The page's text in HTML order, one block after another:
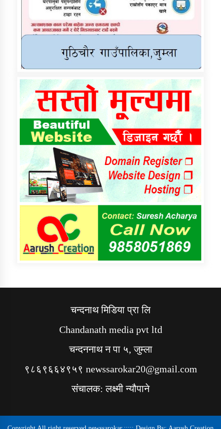
चन्दनाथ मिडिया प्रा लि
Chandanath media pvt ltd
चन्दननाथ न पा ५, जुम्ला
९८६९६६४९५९ newssarokar20@gmail.com
संचालक: लक्ष्मी न्यौपाने